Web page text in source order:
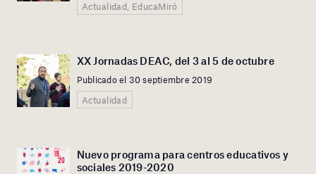
Actualidad, EducaMiró
XX Jornadas DEAC, del 3 al 5 de octubre
Publicado el 30 septiembre 2019
Actualidad
Nuevo programa para centros educativos y
sociales 2019-2020